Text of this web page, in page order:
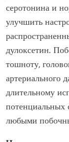
серотонина и
улучшить
дулоксетин.
тошноту,
артериального
длительному
потенциальных
любыми